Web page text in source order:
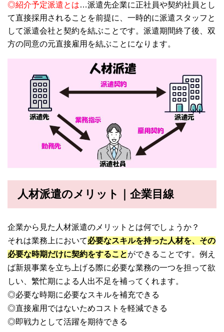
◎紹介予定派遣とは…派遣先企業に正社員や契約社員とし
て直接採用されることを前提に、一時的に派遣スタッフと
して派遣会社と契約を結ぶことです。派遣期間終了後、双
方の同意の元直接雇用を結ぶことになります。
人材派遣のメリット｜企業目線
企業から見た人材派遣のメリットとは何でしょうか？
それは業務上において必要なスキルを持った人材を、その
必要な時期だけに契約をすることができることです。例え
ば新規事業を立ち上げる際に必要な業務の一つを担って欲
しい、繁忙期による人出不足を補ってくれます。
◎必要な時期に必要なスキルを補充できる
◎直接雇用ではないためコストを軽減できる
◎即戦力として活躍を期待できる